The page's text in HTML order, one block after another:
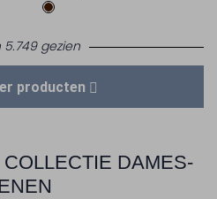
5.749 gezien
producten
DAMES-